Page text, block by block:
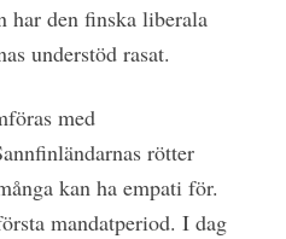
har den finska liberala
understöd rasat.
med
rötter
kan ha empati för.
mandatperiod. I dag